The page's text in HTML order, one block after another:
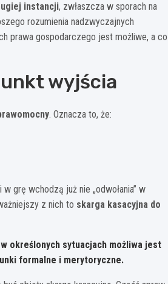
instancji, zwłaszcza w sporach na
rozumienia nadzwyczajnych
prawa gospodarczego jest możliwe, a co
wyjścia
. Oznacza to, że:
grę wchodzą już nie „odwołania” w
z nich to skarga kasacyjna do
określonych sytuacjach możliwa jest
formalne i merytoryczne.